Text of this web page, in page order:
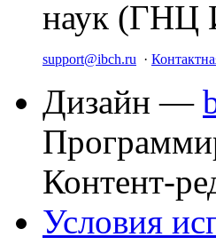
наук
support@ibch.ru ·
Дизайн —
Контент-
Условия